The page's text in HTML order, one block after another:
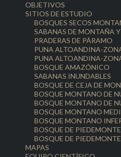
OBJETIVOS
SITIOS DE ESTUDIO
BOSQUES SECOS
SABANAS DE MONTAÑA
PRADERAS DE PÁRAMO
PUNA ALTOANDINA-
PUNA ALTOANDINA-
BOSQUE AMAZÓNICO
SABANAS INUNDABLES
BOSQUE DE CEJA DE
BOSQUE MONTANO DE
BOSQUE MONTANO DE
BOSQUE MONTANO
BOSQUE MONTANO
BOSQUE DE
BOSQUE DE
MAPAS